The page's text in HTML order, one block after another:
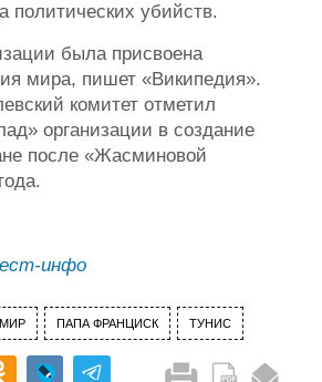
политических убийств.
была присвоена
мира, пишет «Википедия».
комитет отметил
организации в создание
после «Жасминовой
инфо
МИР ПАПА ФРАНЦИСК ТУНИС